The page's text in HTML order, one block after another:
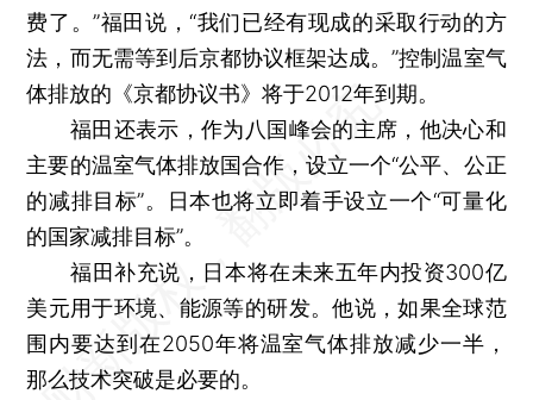
费了。”福田说，“我们已经有现成的采取行动的方
法，而无需等到后京都协议框架达成。”控制温室气
体排放的《京都协议书》将于2012年到期。
福田还表示，作为八国峰会的主席，他决心和
主要的温室气体排放国合作，设立一个“公平、公正
的减排目标”。日本也将立即着手设立一个“可量化
的国家减排目标”。
福田补充说，日本将在未来五年内投资300亿
美元用于环境、能源等的研发。他说，如果全球范
围内要达到在2050年将温室气体排放减少一半，
那么技术突破是必要的。